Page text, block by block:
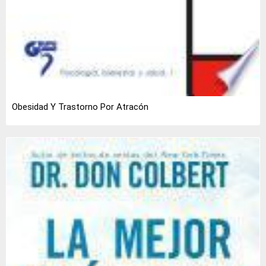
Obesidad Y Trastorno Por Atracón